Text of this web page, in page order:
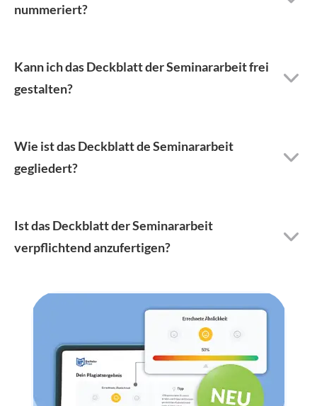
nummeriert?
Kann ich das Deckblatt der Seminararbeit frei
gestalten?
Wie ist das Deckblatt de Seminararbeit
gegliedert?
Ist das Deckblatt der Seminararbeit
verpflichtend anzufertigen?